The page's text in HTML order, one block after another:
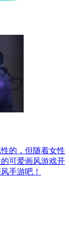
的，但随着女性
可爱画风游戏开
手游吧！